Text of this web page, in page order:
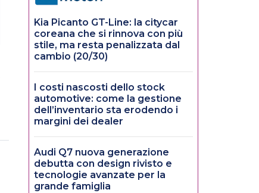
Kia Picanto GT-Line: la citycar
coreana che si rinnova con più
stile, ma resta penalizzata dal
cambio (20/30)
I costi nascosti dello stock
automotive: come la gestione
dell’inventario sta erodendo i
margini dei dealer
Audi Q7 nuova generazione
debutta con design rivisto e
tecnologie avanzate per la
grande famiglia